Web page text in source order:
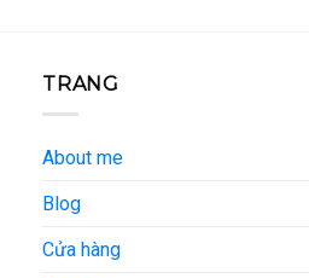
TRANG
About me
Blog
Cửa hàng